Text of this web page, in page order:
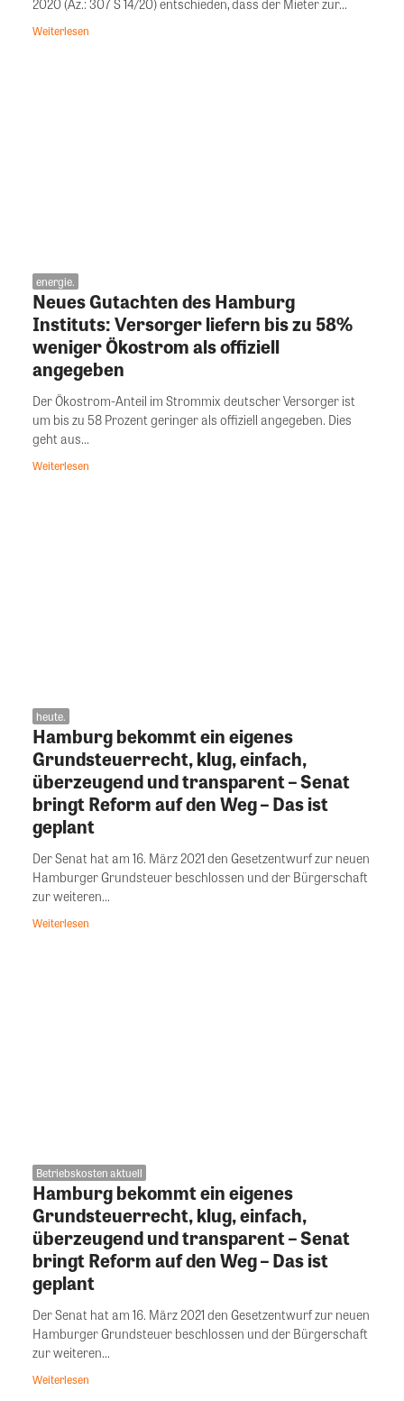
2020 (Az.: 307 S 14/20) entschieden, dass der Mieter zur...
Weiterlesen
energie.
Neues Gutachten des Hamburg
Instituts: Versorger liefern bis zu 58%
weniger Ökostrom als offiziell
angegeben
Der Ökostrom-Anteil im Strommix deutscher Versorger ist
um bis zu 58 Prozent geringer als offiziell angegeben. Dies
geht aus...
Weiterlesen
heute.
Hamburg bekommt ein eigenes
Grundsteuerrecht, klug, einfach,
überzeugend und transparent – Senat
bringt Reform auf den Weg – Das ist
geplant
Der Senat hat am 16. März 2021 den Gesetzentwurf zur neuen
Hamburger Grundsteuer beschlossen und der Bürgerschaft
zur weiteren...
Weiterlesen
Betriebskosten aktuell
Hamburg bekommt ein eigenes
Grundsteuerrecht, klug, einfach,
überzeugend und transparent – Senat
bringt Reform auf den Weg – Das ist
geplant
Der Senat hat am 16. März 2021 den Gesetzentwurf zur neuen
Hamburger Grundsteuer beschlossen und der Bürgerschaft
zur weiteren...
Weiterlesen